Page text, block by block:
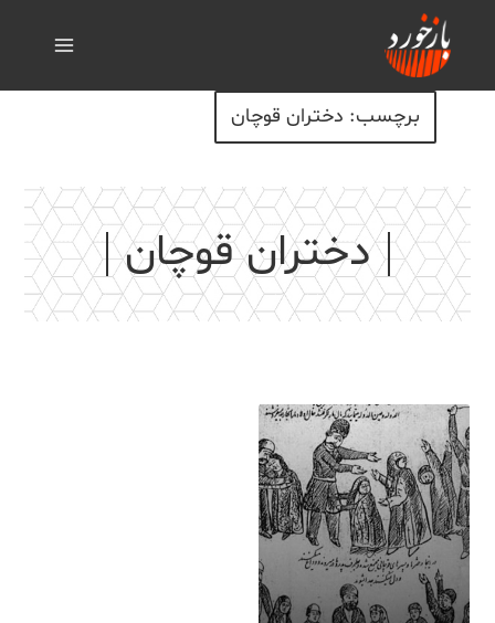
برچسب: دختران قوچان
دختران قوچان